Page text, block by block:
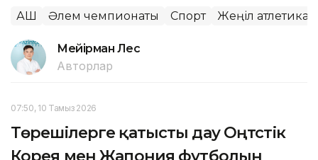
АҚШ Әлем чемпионаты Спорт Жеңіл атлетика
Мейірман Лес
Авторлар
07:50, 10 Тамыз 2026
Төрешілерге қатысты дау Оңтүстік
Корея мен Жапония футболын